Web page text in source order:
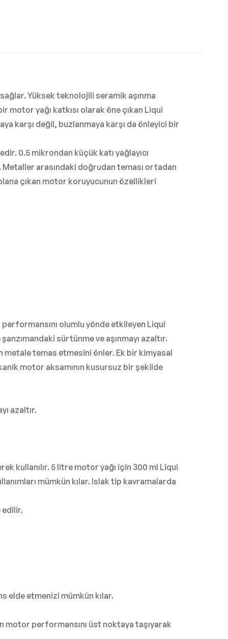
Yüksek teknolojili seramik aşınma
motor yağı katkısı olarak öne çıkan Liqui
karşı değil, buzlanmaya karşı da önleyici bir
0.5 mikrondan küçük katı yağlayıcı
arasındaki doğrudan teması ortadan
çıkan motor koruyucunun özellikleri
olumlu yönde etkileyen Liqui
sürtünme ve aşınmayı azaltır.
temas etmesini önler. Ek bir kimyasal
motor aksamının kusursuz bir şekilde
azaltır.
kullanılır. 5 litre motor yağı için 300 ml Liqui
mümkün kılar. Islak tip kavramalarda
edilir.
elde etmenizi mümkün kılar.
motor performansını üst noktaya taşıyarak